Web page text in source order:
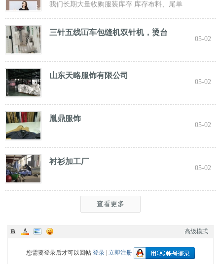
我们长期大量收购服装库存 库存布料、尾单
服装，专业诚信共赢， 实力雄厚 ！ 长期面向
三针五线冚车包缝机双针机，烫台
05-02
山东天略服饰有限公司
05-02
胤鼎服饰
05-02
衬衫加工厂
05-02
查看更多
高级模式
您需要登录后才可以回帖 登录 立即注册